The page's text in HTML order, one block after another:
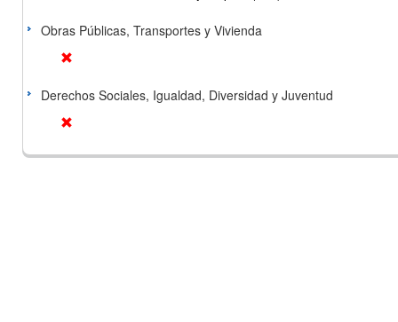
Obras Públicas, Transportes y Vivienda
Derechos Sociales, Igualdad, Diversidad y Juventud